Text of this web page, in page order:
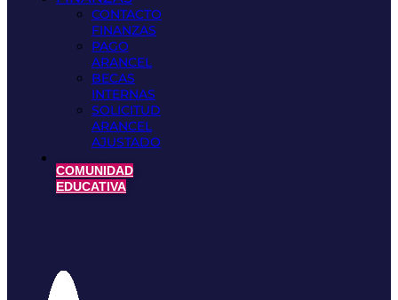
CONTACTO
FINANZAS
PAGO
ARANCEL
BECAS
INTERNAS
SOLICITUD
ARANCEL
AJUSTADO
COMUNIDAD
EDUCATIVA